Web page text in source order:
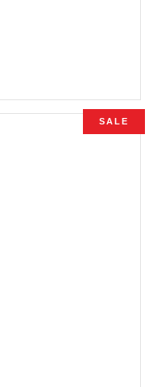
SALE